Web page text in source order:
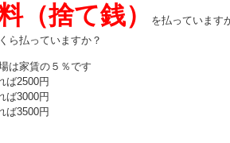
（捨て銭）
を払っています
ら払っていますか？
は家賃の５％です
ば2500円
ば3000円
ば3500円